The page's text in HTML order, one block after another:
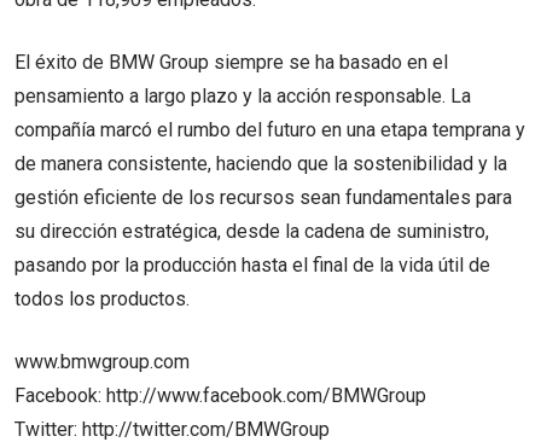
El éxito de BMW Group siempre se ha basado en el
pensamiento a largo plazo y la acción responsable. La
compañía marcó el rumbo del futuro en una etapa temprana y
de manera consistente, haciendo que la sostenibilidad y la
gestión eficiente de los recursos sean fundamentales para
su dirección estratégica, desde la cadena de suministro,
pasando por la producción hasta el final de la vida útil de
todos los productos.
www.bmwgroup.com
Facebook: http://www.facebook.com/BMWGroup
Twitter: http://twitter.com/BMWGroup